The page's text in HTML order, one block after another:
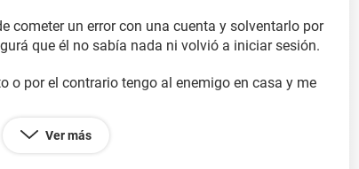
cometer un error con una cuenta y solventarlo por
que él no sabía nada ni volvió a iniciar sesión.
o por el contrario tengo al enemigo en casa y me
Ver más